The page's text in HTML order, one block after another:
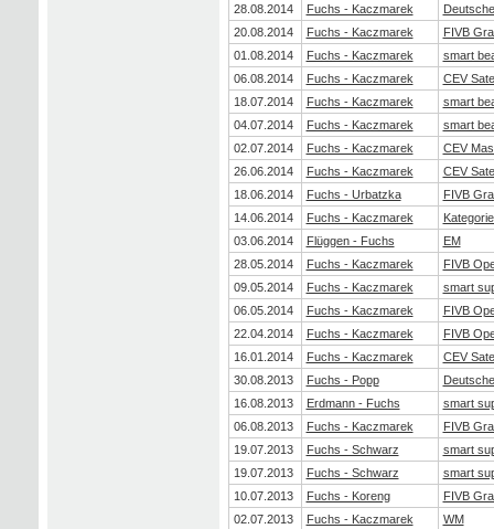
28.08.2014
Fuchs - Kaczmarek
20.08.2014
Fuchs - Kaczmarek
FIVB
01.08.2014
Fuchs - Kaczmarek
smart
06.08.2014
Fuchs - Kaczmarek
CEV
18.07.2014
Fuchs - Kaczmarek
smart
04.07.2014
Fuchs - Kaczmarek
smart
02.07.2014
Fuchs - Kaczmarek
CEV
26.06.2014
Fuchs - Kaczmarek
CEV
18.06.2014
Fuchs - Urbatzka
FIVB
14.06.2014
Fuchs - Kaczmarek
03.06.2014
Flüggen - Fuchs
EM
28.05.2014
Fuchs - Kaczmarek
FIVB
09.05.2014
Fuchs - Kaczmarek
smart
06.05.2014
Fuchs - Kaczmarek
FIVB
22.04.2014
Fuchs - Kaczmarek
FIVB
16.01.2014
Fuchs - Kaczmarek
CEV
30.08.2013
Fuchs - Popp
16.08.2013
Erdmann - Fuchs
smart
06.08.2013
Fuchs - Kaczmarek
FIVB
19.07.2013
Fuchs - Schwarz
smart
19.07.2013
Fuchs - Schwarz
smart
10.07.2013
Fuchs - Koreng
FIVB
02.07.2013
Fuchs - Kaczmarek WM